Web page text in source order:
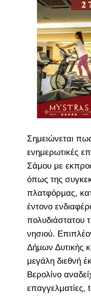
Σημειώνεται
ενημερωτικές
Σάμου με
όπως της
πλατφόρμας,
έντονο
πολυδιάστατου
νησιού.
Δήμων Δυτικής
μεγάλη διεθνή
Βερολίνο
επαγγελματίες,